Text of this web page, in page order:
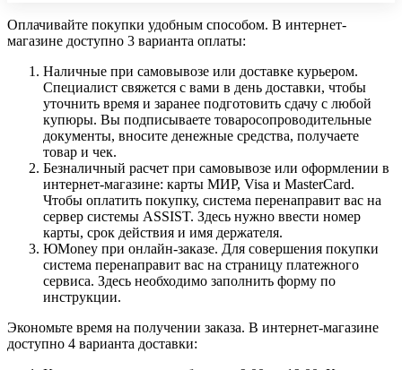
Оплачивайте покупки удобным способом. В интернет-
магазине доступно 3 варианта оплаты:
Наличные при самовывозе или доставке курьером.
Специалист свяжется с вами в день доставки, чтобы
уточнить время и заранее подготовить сдачу с любой
купюры. Вы подписываете товаросопроводительные
документы, вносите денежные средства, получаете
товар и чек.
Безналичный расчет при самовывозе или оформлении в
интернет-магазине: карты МИР, Visa и MasterCard.
Чтобы оплатить покупку, система перенаправит вас на
сервер системы ASSIST. Здесь нужно ввести номер
карты, срок действия и имя держателя.
ЮMoney при онлайн-заказе. Для совершения покупки
система перенаправит вас на страницу платежного
сервиса. Здесь необходимо заполнить форму по
инструкции.
Экономьте время на получении заказа. В интернет-магазине
доступно 4 варианта доставки: